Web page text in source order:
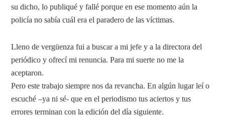
su dicho, lo publiqué y fallé porque en ese momento aún la
policía no sabía cuál era el paradero de las víctimas.
Lleno de vergüenza fui a buscar a mi jefe y a la directora del
periódico y ofrecí mi renuncia. Para mi suerte no me la
aceptaron.
Pero este trabajo siempre nos da revancha. En algún lugar leí o
escuché –ya ni sé- que en el periodismo tus aciertos y tus
errores terminan con la edición del día siguiente.